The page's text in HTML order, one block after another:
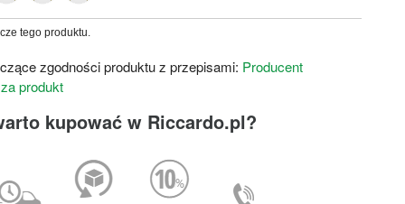
tego produktu.
zgodności produktu z przepisami: Producent
produkt
kupować w Riccardo.pl?